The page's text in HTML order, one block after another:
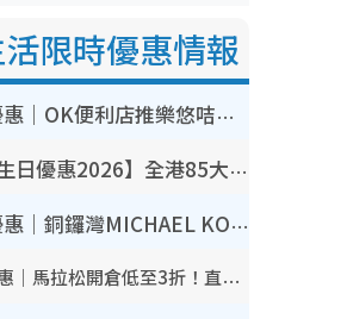
限時優惠情報
長者優惠｜OK便利店推樂悠咭優惠！買麵包/牛奶/保健品拍卡即減
【8月生日優惠2026】全港85大食買玩著數攻略 自助餐/火鍋放題同行免費＋誠品/DONKI送現金券
開倉優惠｜銅鑼灣MICHAEL KORS開倉低至17折！直擊$500起買手袋/銀包/鞋款 必買經典Jet Set系列
開倉優惠｜馬拉松開倉低至3折！直擊$99起買adidas／New Balance／Puma鞋款 STANLEY保溫杯劈價至$119起